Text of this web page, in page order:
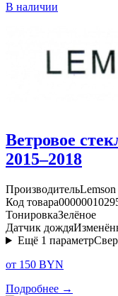
В наличии
Ветровое
2015–2018
ПроизводительLemson
Код товара
ТонировкаЗелёное
Датчик дождя
Ещё 1 параметр
от 150 BYN
Подробнее →